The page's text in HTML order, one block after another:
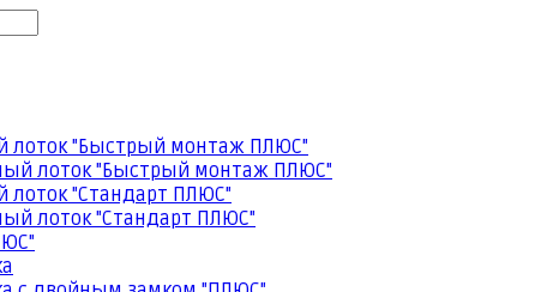
лоток "Быстрый монтаж ПЛЮС"
лоток "Быстрый монтаж ПЛЮС"
лоток "Стандарт ПЛЮС"
лоток "Стандарт ПЛЮС"